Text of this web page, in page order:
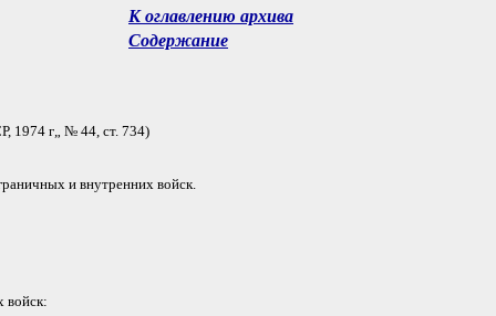
К оглавлению архива
Содержание
1974 г„ № 44, ст. 734)
и внутренних войск.
войск: